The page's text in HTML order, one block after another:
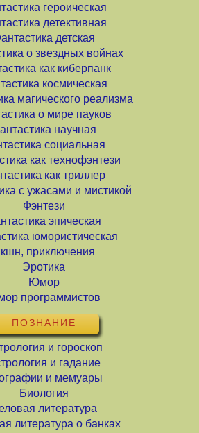
героическая
детективная
детская
о звездных войнах
как киберпанк
космическая
магического реализма
о мире пауков
научная
социальная
как технофэнтези
как триллер
с ужасами и мистикой
Фэнтези
эпическая
юмористическая
приключения
Эротика
Юмор
программистов
ПОЗНАНИЕ
и гороскоп
и гадание
и мемуары
Биология
литература
литература о банках